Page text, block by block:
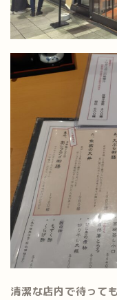
清潔な店内で待って